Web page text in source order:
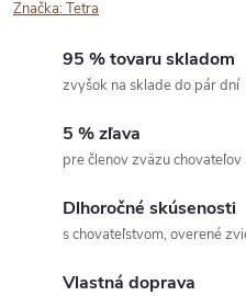
Značka:Tetra
95 % tovaru skladom
zvyšok na sklade do pár dní
5 % zľava
pre členov zväzu
Dlhoročné skúsenosti
s chovateľstvom, overené
Vlastná doprava